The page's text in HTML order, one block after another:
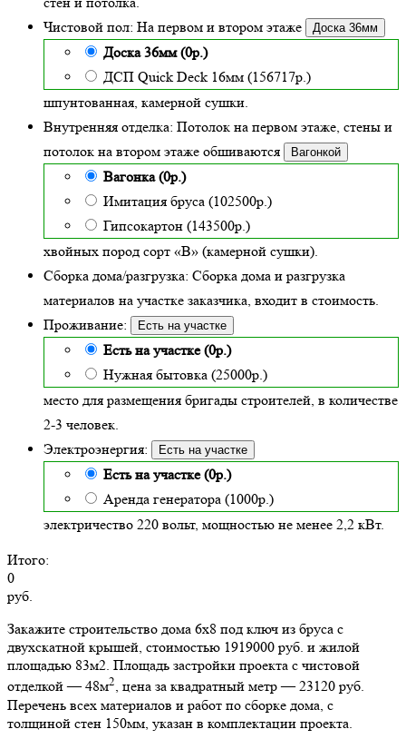
Чистовой пол: На первом и втором этаже Доска 36мм
Доска 36мм (0р.)
ДСП Quick Deck 16мм (156717р.)
шпунтованная, камерной сушки.
Внутренняя отделка: Потолок на первом этаже, стены и
потолок на втором этаже обшиваются
Вагонкой
Вагонка (0р.)
Имитация бруса (102500р.)
Гипсокартон (143500р.)
хвойных пород сорт «В» (камерной сушки).
Сборка дома/разгрузка: Сборка дома и разгрузка
материалов на участке заказчика, входит в стоимость.
Проживание:
Есть на участке
Есть на участке (0р.)
Нужная бытовка (25000р.)
место для размещения бригады строителей, в количестве
2-3 человек.
Электроэнергия:
Есть на участке
Есть на участке (0р.)
Аренда генератора (1000р.)
электричество 220 вольт, мощностью не менее 2,2 кВт.
Итого:
0
руб.
Закажите строительство дома 6х8 под ключ из бруса с
двухскатной крышей, стоимостью 1919000 руб. и жилой
площадью 83м2. Площадь застройки проекта с чистовой
отделкой — 48м2, цена за квадратный метр — 23120 руб.
Перечень всех материалов и работ по сборке дома, с
толщиной стен 150мм, указан в комплектации проекта.